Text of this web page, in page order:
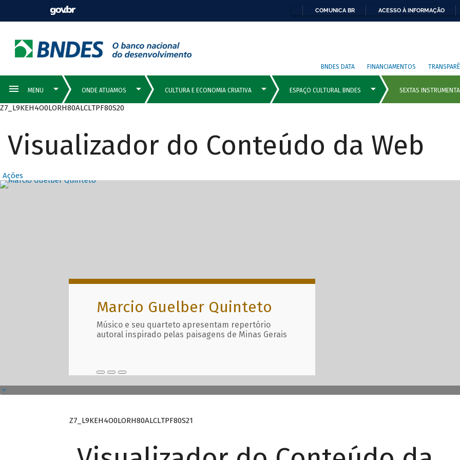
COMUNICA BR ACESSO À INFORMAÇÃO
BNDES DATA FINANCIAMENTOS
Z7_L9KEH4O0LORH80ALCLTPF80S20
Visualizador do Conteúdo da Web
Ações
Destaques Principais com
Marcio Guelber Quinteto
Músico e seu quarteto apresentam repertório
autoral inspirado pelas paisagens de Minas Gerais
Z7_L9KEH4O0LORH80ALCLTPF80S21